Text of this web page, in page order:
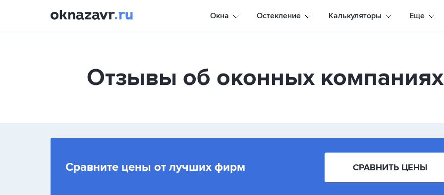
Окна Остекление Калькуляторы Еще
Отзывы об оконных
Сравните цены от лучших фирм СРАВНИТЬ ЦЕНЫ